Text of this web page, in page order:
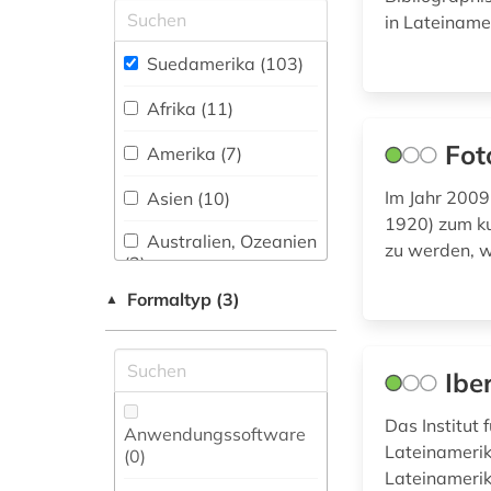
Philologie. Neulatein (0)
Kunstgeschichte (3)
Mathematik (0)
Medien- und
Kommunikationswissenschaften,
Kommunikationsdesign (6)
Medizin (5)
(0)
Umweltschutz (0)
Ostasienwissenschaften
(0)
biblioteca nacional
(3)
(1)
bildungspolitik (1)
binnenvertriebener
(1)
bolivien (2)
brasilien (8)
buchhandel (1)
buenos aires (1)
Zeitungs-,
Zeitschriftenbibliographie
(2
Suedamerika (103)
Afrika (11)
Amerika (7)
Asien (10)
Australien, Ozeanien
(3)
Deutschland (1)
Europa (6)
Frankreich (1)
Großbritannien (3)
▲ Formaltyp (3)
Anwendungssoftware
(0)
in
Im Jahr
1920) zum
zu werden,
Das Institut